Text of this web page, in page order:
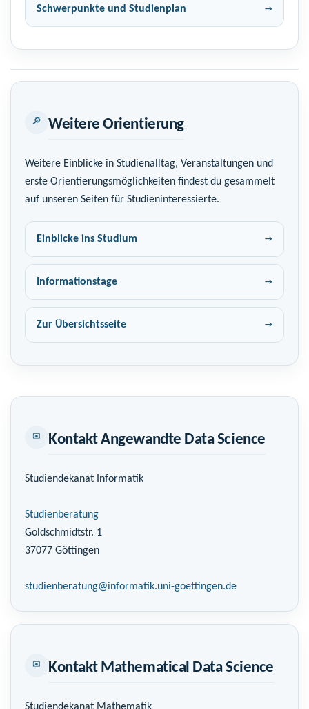
Schwerpunkte und Studienplan
🔎 Weitere Orientierung
Weitere Einblicke in Studienalltag, Veranstaltungen und
erste Orientierungsmöglichkeiten findest du gesammelt
auf unseren Seiten für Studieninteressierte.
Einblicke ins Studium
Informationstage
Zur Übersichtsseite
✉ Kontakt Angewandte Data Science
Studiendekanat Informatik
Studienberatung
Goldschmidtstr. 1
37077 Göttingen
studienberatung@informatik.uni-goettingen.de
✉ Kontakt Mathematical Data Science
Studiendekanat Mathematik